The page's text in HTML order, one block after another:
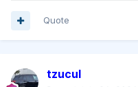
Quote
tzucul